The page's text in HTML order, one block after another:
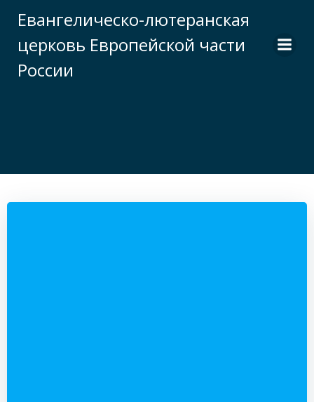
к
содержимому
Евангелическо-лютеранская
церковь Европейской части
России